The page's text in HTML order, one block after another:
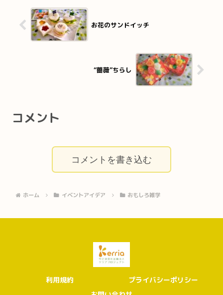
お花のサンドイッチ
“薔薇”ちらし
コメント
コメントを書き込む
ホーム イベントアイデア おもしろ雑学
利用規約
プライバシーポリシー